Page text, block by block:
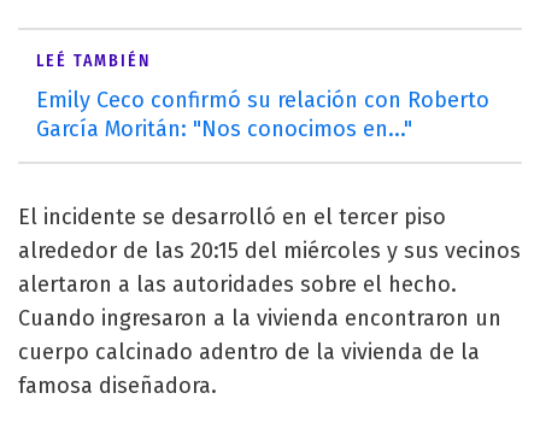
LEÉ TAMBIÉN
Emily Ceco confirmó su relación con Roberto
García Moritán: "Nos conocimos en..."
El incidente se desarrolló en el tercer piso
alrededor de las 20:15 del miércoles y sus vecinos
alertaron a las autoridades sobre el hecho.
Cuando ingresaron a la vivienda encontraron un
cuerpo calcinado adentro de la vivienda de la
famosa diseñadora.